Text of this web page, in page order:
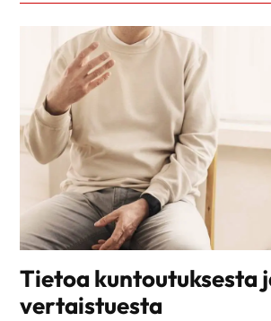
Tietoa kuntoutuksesta
vertaistuesta